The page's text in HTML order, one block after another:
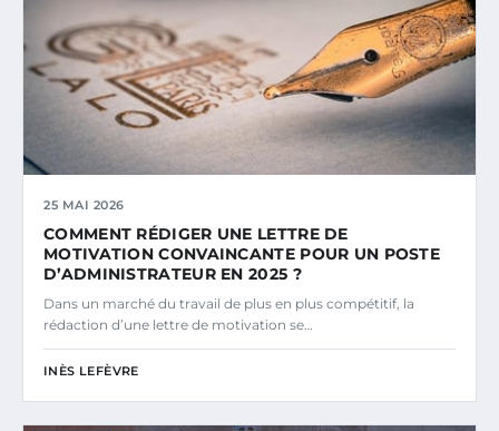
25 MAI 2026
COMMENT RÉDIGER UNE LETTRE DE
MOTIVATION CONVAINCANTE POUR UN POSTE
D’ADMINISTRATEUR EN 2025 ?
Dans un marché du travail de plus en plus compétitif, la
rédaction d’une lettre de motivation se…
INÈS LEFÈVRE